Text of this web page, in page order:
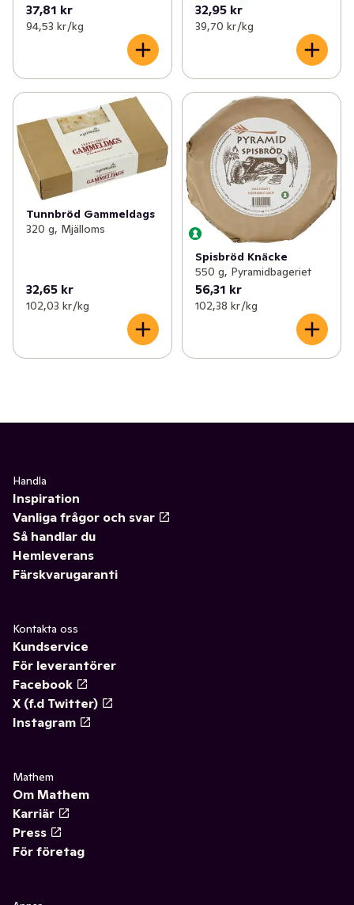
37,81 kr
94,53 kr /kg
32,95 kr
39,70 kr /kg
Tunnbröd Gammeldags
320 g, Mjälloms
32,65 kr
102,03 kr /kg
Spisbröd Knäcke
550 g, Pyramidbageriet
56,31 kr
102,38 kr /kg
Handla
Inspiration
Vanliga frågor och svar
Så handlar du
Hemleverans
Färskvarugaranti
Kontakta oss
Kundservice
För leverantörer
Facebook
X (f.d Twitter)
Instagram
Mathem
Om Mathem
Karriär
Press
För företag